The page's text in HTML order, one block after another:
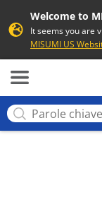
Welcome to
It seems you are
MISUMI US